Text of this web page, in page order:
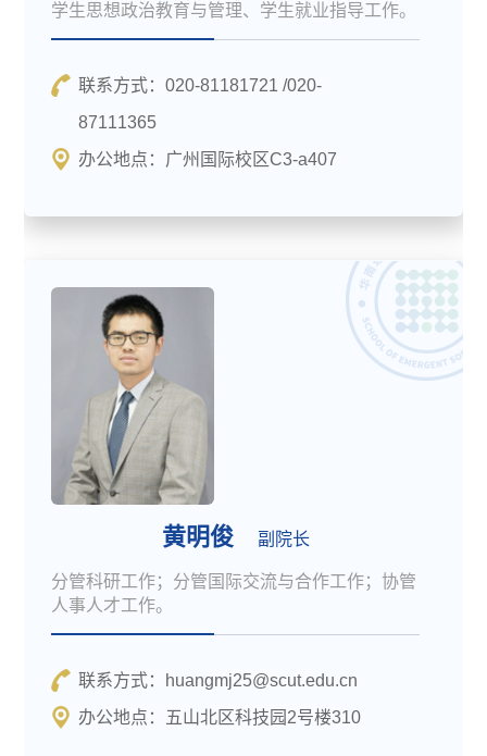
学生思想政治教育与管理、学生就业指导工作。
联系方式：020-81181721 /020-
87111365
办公地点：广州国际校区C3-a407
黄明俊 副院长
分管科研工作；分管国际交流与合作工作；协管
人事人才工作。
联系方式：huangmj25@scut.edu.cn
办公地点：五山北区科技园2号楼310